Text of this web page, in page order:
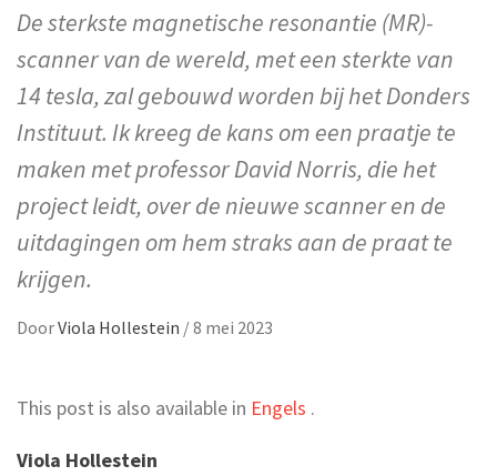
De sterkste magnetische resonantie (MR)-
scanner van de wereld, met een sterkte van
14 tesla, zal gebouwd worden bij het Donders
Instituut. Ik kreeg de kans om een praatje te
maken met professor David Norris, die het
project leidt, over de nieuwe scanner en de
uitdagingen om hem straks aan de praat te
krijgen.
DoorViola Hollestein /8 mei 2023
This post is also available in Engels .
Viola Hollestein